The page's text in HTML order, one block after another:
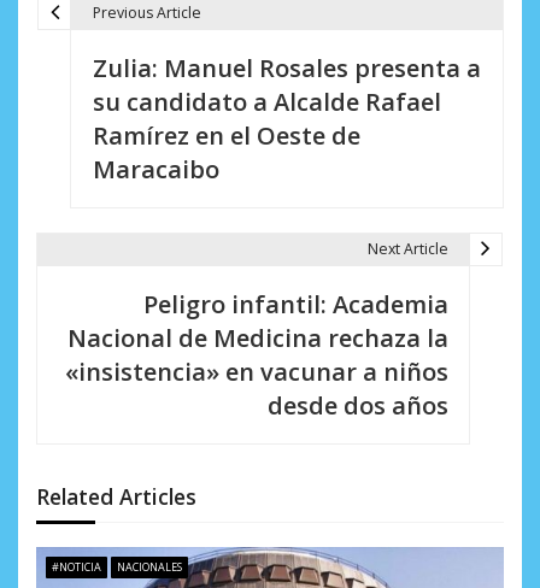
e
e
Previous Article
Zulia: Manuel Rosales presenta a
su candidato a Alcalde Rafael
Ramírez en el Oeste de
Maracaibo
Next Article
Peligro infantil: Academia
Nacional de Medicina rechaza la
«insistencia» en vacunar a niños
desde dos años
Related Articles
#NOTICIA NACIONALES